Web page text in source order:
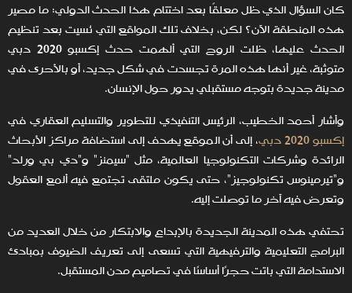
كان السؤال الذي ظل معلقًا بعد اختتام هذا الحدث الدولي: ما مصير
هذه المنطقة الآن؟ لكن، بخلاف تلك المواقع التي نُسيت بعد تنظيم
الحدث عليها، ظلت الروح التي ألهمت حدث إكسبو 2020 دبي
متوثبة، غير أنها هذه المرة تجسدت في شكل جديد، أو بالأحرى في
مدينة جديدة بتوجه مستقبلي يدور حول الإنسان.
وأشار أحمد الخطيب، الرئيس التنفيذي للتطوير والتسليم العقاري في
إكسبو 2020 دبي
، إلى أن الموقع يهدف إلى استضافة مراكز الأبحاث
الرائدة وشركات التكنولوجيا العالمية، مثل "سيمنز" و"دي بي ورلد"
و"تيرمينوس تكنولوجيز"، حتى يكون ملتقى تجتمع فيه ألمع العقول
وتعرض فيه آخر ما توصلت إليه.
تحتفي هذه المدينة الجديدة بالإبداع والابتكار من خلال العديد من
البرامج التعليمية والترفيهية التي تسعى إلى تعريف الضيوف بمبادئ
الاستدامة التي باتت حجرًا أساسًا في تصاميم مدن المستقبل.